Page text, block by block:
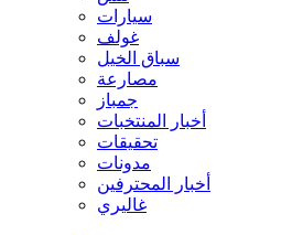
سيارات
غولف
سباق الخيل
مصارعة
جمباز
أخبار المنتخبات
تحقيقات
مدونات
أخبار المحترفين
غاليري